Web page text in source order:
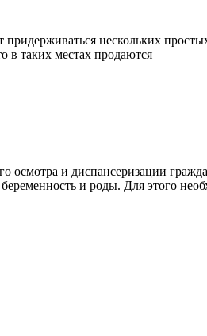
нескольких
в таких местах продаются
и диспансеризации
и роды. Для этого